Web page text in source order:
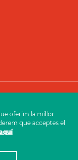
oferim la millor
que acceptes el